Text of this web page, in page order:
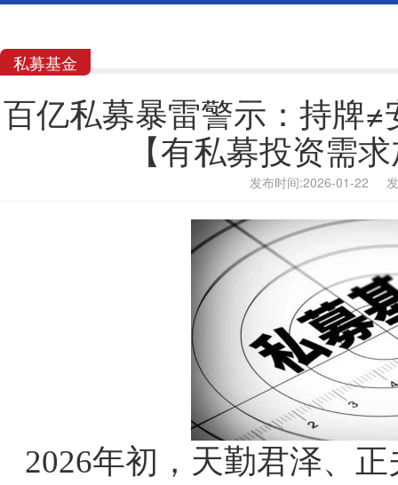
私募基金
百亿私募暴雷警示：持牌
【有私募投资需
发布时间:2026-01-22
2026年初，天勤君泽、